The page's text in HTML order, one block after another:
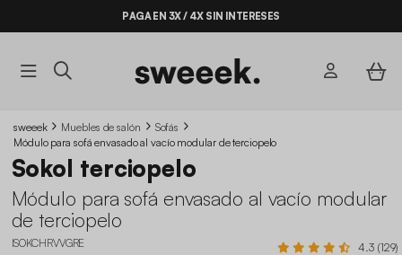
PAGA EN 3X / 4X SIN INTERESES
sweeek Muebles de salón
Sofás
Módulo para sofá envasado al vacío modular de terciopelo
Sokol terciopelo
Módulo para sofá envasado al vacío modular
de terciopelo
ISOKCHRVVGRE 4.3 (129)